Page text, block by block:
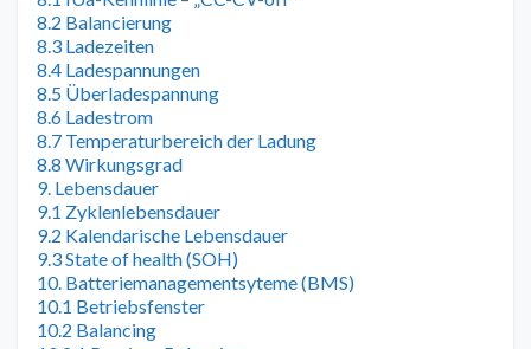
8.2 Balancierung
8.3 Ladezeiten
8.4 Ladespannungen
8.5 Überladespannung
8.6 Ladestrom
8.7 Temperaturbereich der Ladung
8.8 Wirkungsgrad
9. Lebensdauer
9.1 Zyklenlebensdauer
9.2 Kalendarische Lebensdauer
9.3 State of health (SOH)
10. Batteriemanagementsyteme (BMS)
10.1 Betriebsfenster
10.2 Balancing